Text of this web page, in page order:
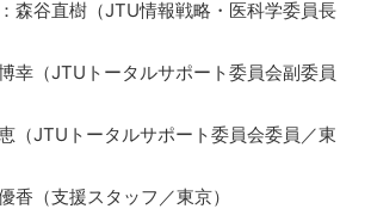
森谷直樹（JTU情報戦略・医科学委員長
幸（JTUトータルサポート委員会副委員
（JTUトータルサポート委員会委員／東
香（支援スタッフ／東京）